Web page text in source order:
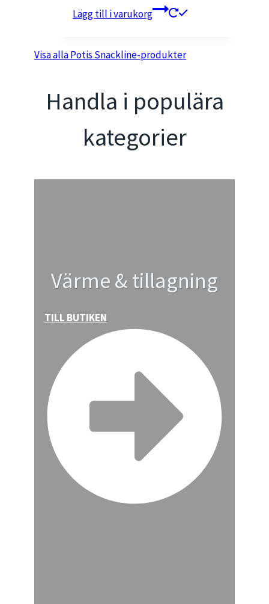
ursprungliga
26560 kr.
nuvarande
priset
18592 kr.
Lägg till i varukorg
Visa alla Potis Snackline-produkter
Handla i populära
kategorier
Värme & tillagning
TILL BUTIKEN